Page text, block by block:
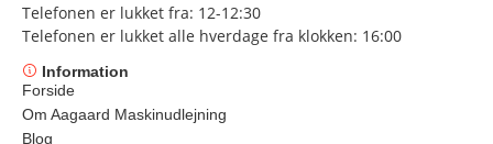
Telefonen er lukket fra: 12-12:30
Telefonen er lukket alle hverdage fra klokken: 16:00
Information
Forside
Om Aagaard Maskinudlejning
Blog